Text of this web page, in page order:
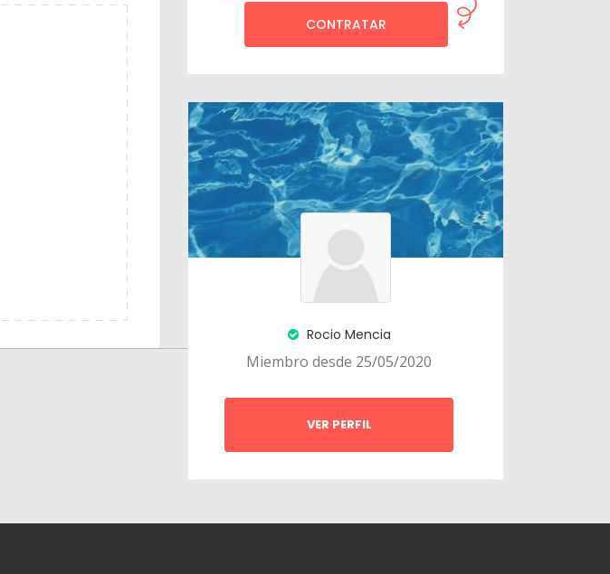
CONTRATAR
Rocio Mencia
Miembro desde 25/05/2020
VER PERFIL